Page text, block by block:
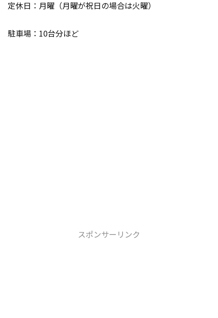
定休日：月曜（月曜が祝日の場合は火曜）
駐車場：10台分ほど
スポンサーリンク